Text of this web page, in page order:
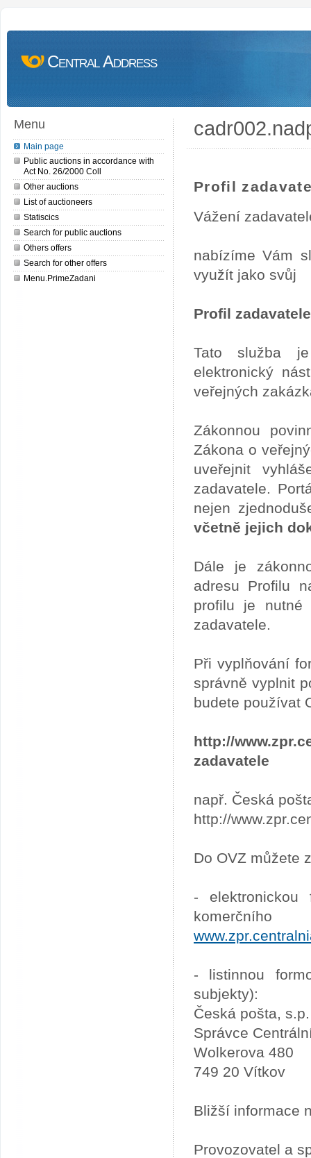
Central Address
Menu
Main page
Public auctions in accordance with
Act No. 26/2000 Coll
Other auctions
List of auctioneers
Statiscics
Search for public auctions
Others offers
Search for other offers
Menu.PrimeZadani
Profil
Vážení
nabízíme Vám
využít jako svůj
Profil zadavatele
Tato služba
elektronický
veřejných
Zákonnou
Zákona o
uveřejnit
zadavatele.
nejen
včetně jejich
Dále je
adresu Profilu
profilu je nutné
zadavatele.
Při vyplňování
správně vyplnit
budete používat
http://
zadavatele
např. Česká
http://
Do OVZ můžete
- elektronickou
- listinnou
subjekty):
Česká pošta, s.p.
Správce
Wolkerova 480
749 20 Vítkov
Bližší informace
Provozovatel a